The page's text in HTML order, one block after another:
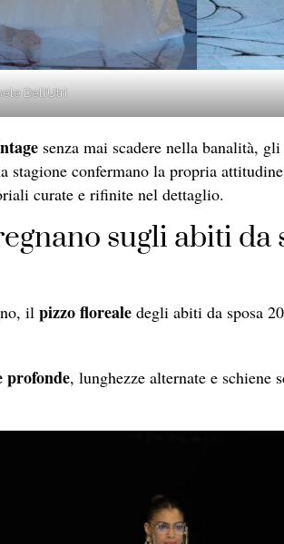
Dell’Utri
senza mai scadere nella banalità,
stagione confermano la propria
curate e rifinite nel dettaglio.
sugli abiti
il pizzo floreale degli abiti da sposa
profonde, lunghezze alternate e schiene